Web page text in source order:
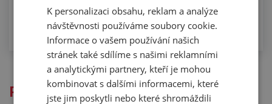
Přečtěte si
K personalizaci obsahu, reklam a analýze
návštěvnosti používáme soubory cookie.
Informace o vašem používání našich
stránek také sdílíme s našimi reklamními
a analytickými partnery, kteří je mohou
kombinovat s dalšími informacemi, které
jste jim poskytli nebo které shromáždili